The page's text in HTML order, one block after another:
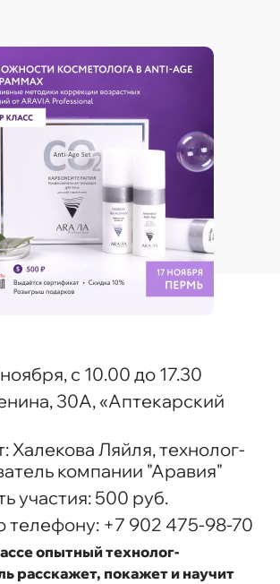
с 10.00 до 17.30
30А, «Аптекарский
Халекова Ляйля, технолог-
компании "Аравия"
участия: 500 руб.
телефону: +7 902 475-98-70
опытный технолог-
расскажет, покажет и научит